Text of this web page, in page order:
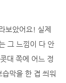
보았어요! 실제
그 느낌이 다 안
대 쪽에 어느 정
막을 한 겹 씌워